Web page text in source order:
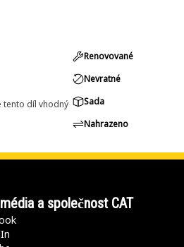
tento díl vhodný
Renovované
Nevratné
Sada
Nahrazeno
a společnost CAT